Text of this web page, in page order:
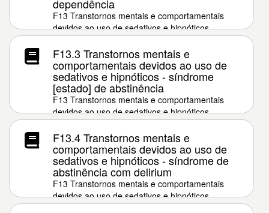
dependência
F13 Transtornos mentais e comportamentais
devidos ao uso de sedativos e hipnóticos
F13.3 Transtornos mentais e
comportamentais devidos ao uso de
sedativos e hipnóticos - síndrome
[estado] de abstinência
F13 Transtornos mentais e comportamentais
devidos ao uso de sedativos e hipnóticos
F13.4 Transtornos mentais e
comportamentais devidos ao uso de
sedativos e hipnóticos - síndrome de
abstinência com delirium
F13 Transtornos mentais e comportamentais
devidos ao uso de sedativos e hipnóticos